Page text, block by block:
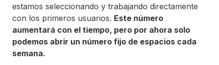
estamos seleccionando y trabajando directamente
con los primeros usuarios. Este número
aumentará con el tiempo, pero por ahora solo
podemos abrir un número fijo de espacios cada
semana.